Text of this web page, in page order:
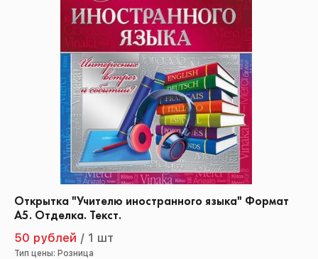
Открытка "Учителю иностранного языка" Формат
А5. Отделка. Текст.
50 рублей / 1 шт
Тип цены: Розница